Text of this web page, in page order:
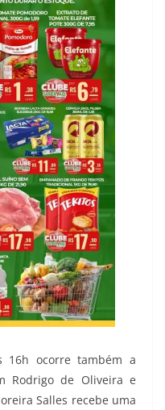
16h ocorre também a
Rodrigo de Oliveira e
Salles recebe uma